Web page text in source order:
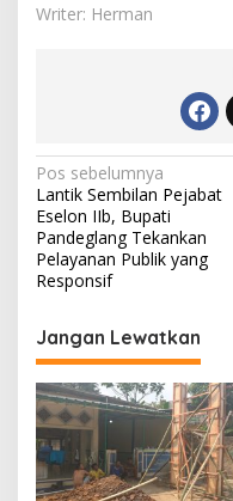
Writer: Herman
N
a
v
i
a
s
i
p
o
Pos sebelumnya
Lantik Sembilan Pejabat
Eselon IIb, Bupati
Pandeglang Tekankan
Pelayanan Publik yang
Responsif
Jangan Lewatkan